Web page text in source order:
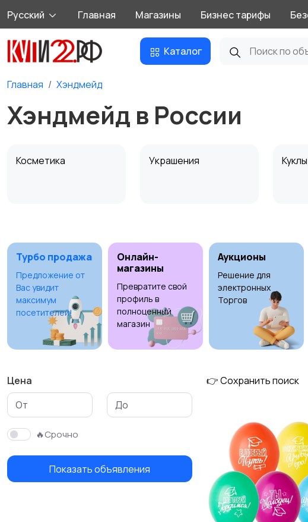
Русский Главная Магазины Бизнес тарифы
Каталог
Главная Хэндмейд
Хэндмейд в России
Косметика Украшения
Турбо продажа
Предложение от
Вас увидит
максимум
посетителей!
Онлайн-
магазины
Превратите свой
профиль в
полноценный
магазин
Аукционы
Решение для
электронных
Торгов
Цена
🔥Срочно
Показать объявления
👉 Сохранить поиск